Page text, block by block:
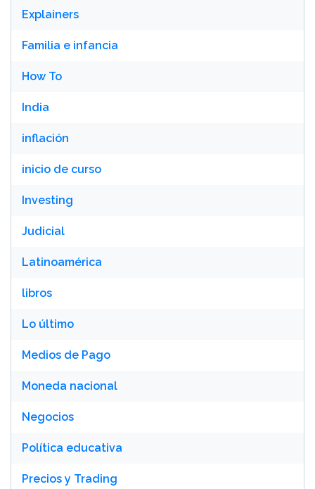
Explainers
Familia e infancia
How To
India
inflación
inicio de curso
Investing
Judicial
Latinoamérica
libros
Lo último
Medios de Pago
Moneda nacional
Negocios
Política educativa
Precios y Trading